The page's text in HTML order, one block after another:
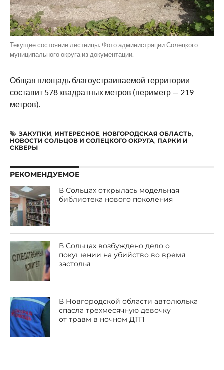
Текущее состояние лестницы. Фото администрации Солецкого
муниципального округа из документации.
Общая площадь благоустраиваемой территории
составит 578 квадратных метров (периметр — 219
метров).
ЗАКУПКИ, ИНТЕРЕСНОЕ, НОВГОРОДСКАЯ ОБЛАСТЬ,
НОВОСТИ СОЛЬЦОВ И СОЛЕЦКОГО ОКРУГА, ПАРКИ И
СКВЕРЫ
РЕКОМЕНДУЕМОЕ
В Сольцах открылась модельная
библиотека нового поколения
В Сольцах возбуждено дело о
покушении на убийство во время
застолья
В Новгородской области автолюлька
спасла трёхмесячную девочку
от травм в ночном ДТП